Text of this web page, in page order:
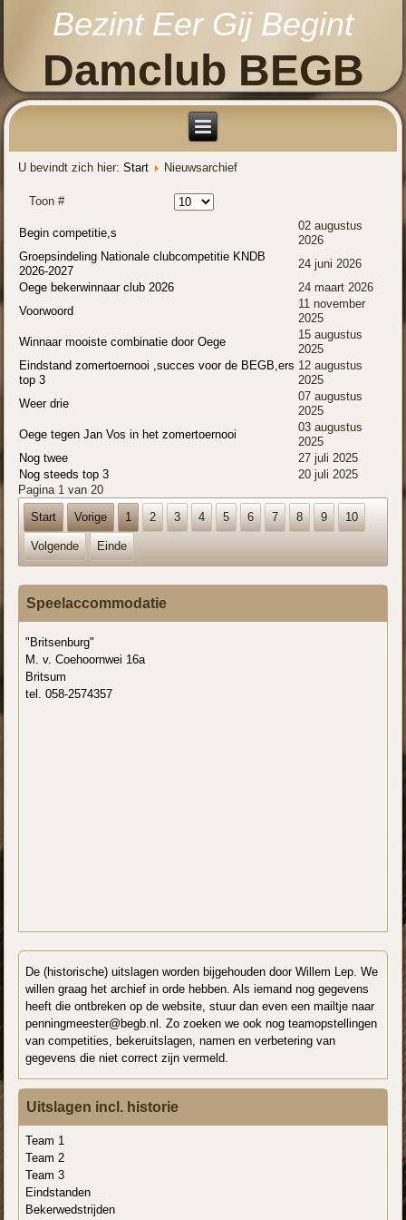
Bezint Eer Gij Begint
Damclub BEGB
U bevindt zich hier:Start Nieuwsarchief
Toon #
Begin competitie,s
02 augustus
2026
Groepsindeling Nationale clubcompetitie KNDB
2026-2027
24 juni 2026
Oege bekerwinnaar club 2026
24 maart 2026
Voorwoord
11 november
2025
Winnaar mooiste combinatie door Oege
15 augustus
2025
Eindstand zomertoernooi ,succes voor de BEGB,ers
top 3
12 augustus
2025
Weer drie
07 augustus
2025
Oege tegen Jan Vos in het zomertoernooi
03 augustus
2025
Nog twee
27 juli 2025
Nog steeds top 3
20 juli 2025
Pagina 1 van 20
Start
Vorige 1 2 3 4 5 6 7 8 9 10
Volgende Einde
Speelaccommodatie
"Britsenburg"
M. v. Coehoornwei 16a
Britsum
tel. 058-2574357
De (historische) uitslagen worden bijgehouden door Willem Lep. We
willen graag het archief in orde hebben. Als iemand nog gegevens
heeft die ontbreken op de website, stuur dan even een mailtje naar
penningmeester@begb.nl. Zo zoeken we ook nog teamopstellingen
van competities, bekeruitslagen, namen en verbetering van
gegevens die niet correct zijn vermeld.
Uitslagen incl. historie
Team 1
Team 2
Team 3
Eindstanden
Bekerwedstrijden